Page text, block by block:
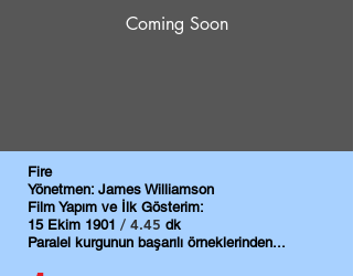
Coming Soon
Fire
Yönetmen: James Williamson
Film Yapım ve İlk Gösterim:
15 Ekim 1901 ​​ / 4.45 dk
Paralel kurgunun başarılı örneklerinden...